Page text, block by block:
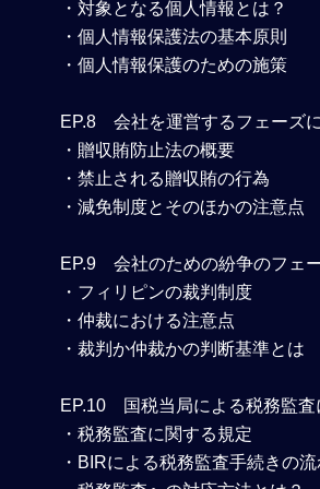
・対象となる個人情報とは？
・個人情報保護法の基本原則
・個人情報保護のための施策
EP.8 会社を運営するフェーズ
・贈収賄防止法の概要
・禁止される贈収賄の行為
・減免制度とそのほかの注意点
EP.9 会社のための紛争のフェ
・フィリピンの裁判制度
・仲裁における注意点
・裁判か仲裁かの判断基準とは
EP.10
国税当局による税務監
・税務監査に関する規定
・BIRによる税務監査手続きの